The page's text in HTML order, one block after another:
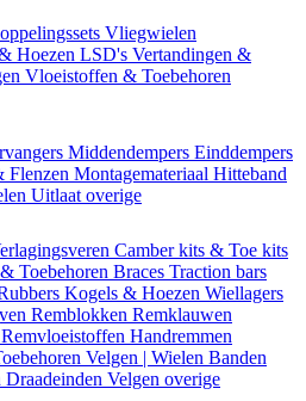
Vliegwielen
Hoezen LSD's Vertandingen &
Vloeistoffen & Toebehoren
Middendempers Einddempers
Flenzen Montagemateriaal Hitteband
Uitlaat overige
Camber kits & Toe kits
Toebehoren Braces Traction bars
Kogels & Hoezen Wiellagers
Remblokken Remklauwen
Remvloeistoffen Handremmen
Velgen | Wielen Banden
Draadeinden Velgen overige